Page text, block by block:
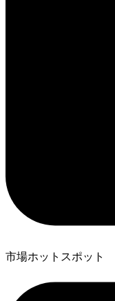
市場ホットスポット